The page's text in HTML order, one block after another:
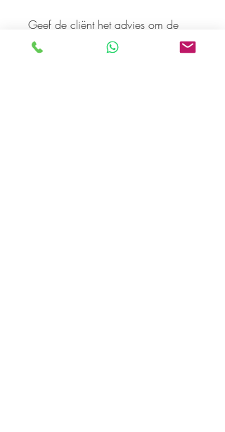
Geef de cliënt het advies om de
eerste 12 uur na de behandeling
zo min mogelijk voeding/dranken